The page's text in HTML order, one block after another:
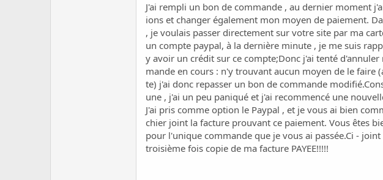
J'ai rempli un bon de commande , au dernier moment
ions et changer également mon moyen de paiement.
, je voulais passer directement sur votre site par ma
un compte paypal, à la dernière minute , je me suis
y avoir un crédit sur ce compte;Donc j'ai tenté d'annuler
mande en cours : n'y trouvant aucun moyen de le faire
te) j'ai donc repasser un bon de commande
une , j'ai un peu paniqué et j'ai recommencé une
J'ai pris comme option le Paypal , et je vous ai bien
chier joint la facture prouvant ce paiement. Vous êtes
pour l'unique commande que je vous ai passée.Ci -
troisième fois copie de ma facture PAYEE!!!!!